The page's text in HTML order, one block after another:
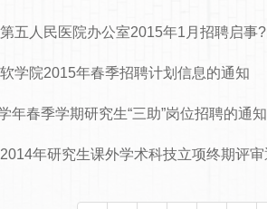
五人民医院办公室2015年1月招聘启事
学院2015年春季招聘计划信息的通知
年春季学期研究生“三助”岗位招聘的通知
年研究生课外学术科技立项终期评审